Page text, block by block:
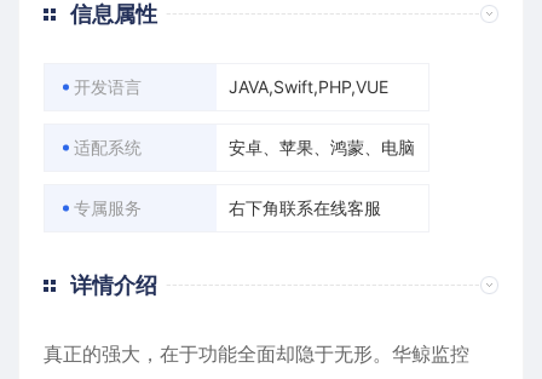
信息属性
开发语言 JAVA,Swift,PHP,VUE
适配系统 安卓、苹果、鸿蒙、电脑
专属服务 右下角联系在线客服
详情介绍
真正的强大，在于功能全面却隐于无形。华鲸监控